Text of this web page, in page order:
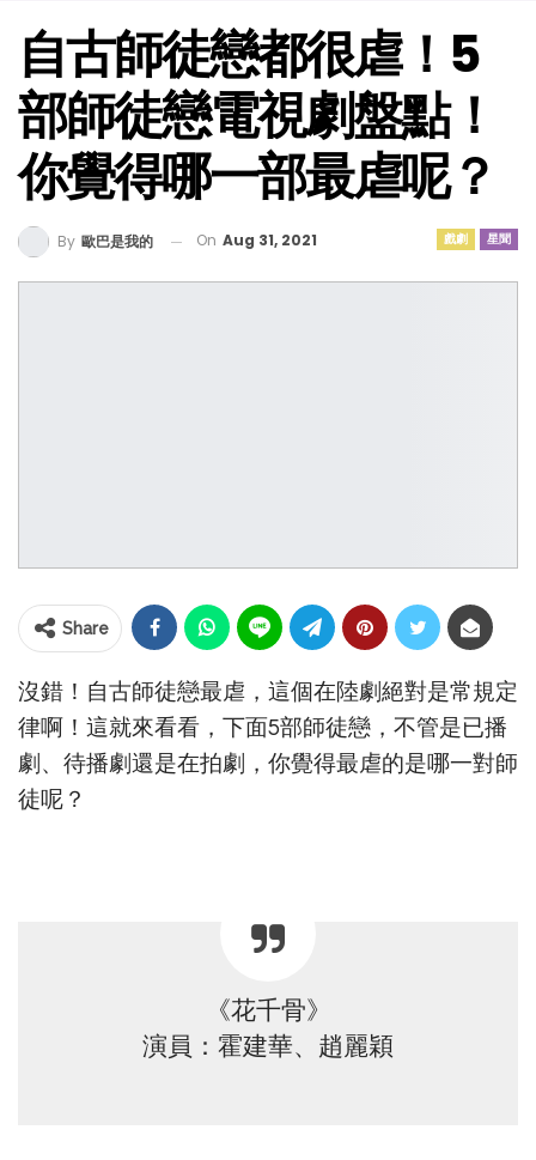
自古師徒戀都很虐！5
部師徒戀電視劇盤點！
你覺得哪一部最虐呢？
戲劇 星聞
By 歐巴是我的 On Aug 31, 2021
Share
沒錯！自古師徒戀最虐，這個在陸劇絕對是常規定
律啊！這就來看看，下面5部師徒戀，不管是已播
劇、待播劇還是在拍劇，你覺得最虐的是哪一對師
徒呢？
《花千骨》
演員：霍建華、趙麗穎